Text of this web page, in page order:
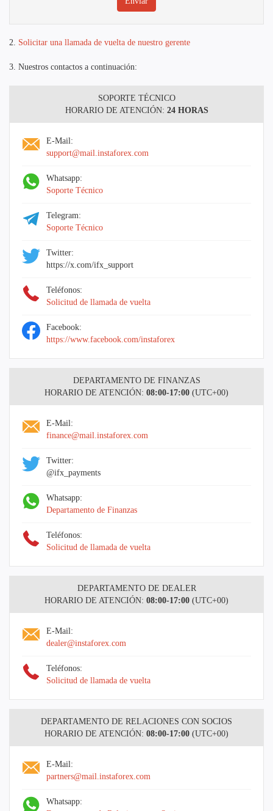
2. Solicitar una llamada de vuelta de nuestro gerente
3. Nuestros contactos a continuación:
SOPORTE TÉCNICO
HORARIO DE ATENCIÓN: 24 HORAS
E-Mail:
support@mail.instaforex.com
Whatsapp:
Soporte Técnico
Telegram:
Soporte Técnico
Twitter:
https://x.com/ifx_support
Teléfonos:
Solicitud de llamada de vuelta
Facebook:
https://www.facebook.com/instaforex
DEPARTAMENTO DE FINANZAS
HORARIO DE ATENCIÓN: 08:00-17:00 (UTC+00)
E-Mail:
finance@mail.instaforex.com
Twitter:
@ifx_payments
Whatsapp:
Departamento de Finanzas
Teléfonos:
Solicitud de llamada de vuelta
DEPARTAMENTO DE DEALER
HORARIO DE ATENCIÓN: 08:00-17:00 (UTC+00)
E-Mail:
dealer@instaforex.com
Teléfonos:
Solicitud de llamada de vuelta
DEPARTAMENTO DE RELACIONES CON SOCIOS
HORARIO DE ATENCIÓN: 08:00-17:00 (UTC+00)
E-Mail:
partners@mail.instaforex.com
Whatsapp: